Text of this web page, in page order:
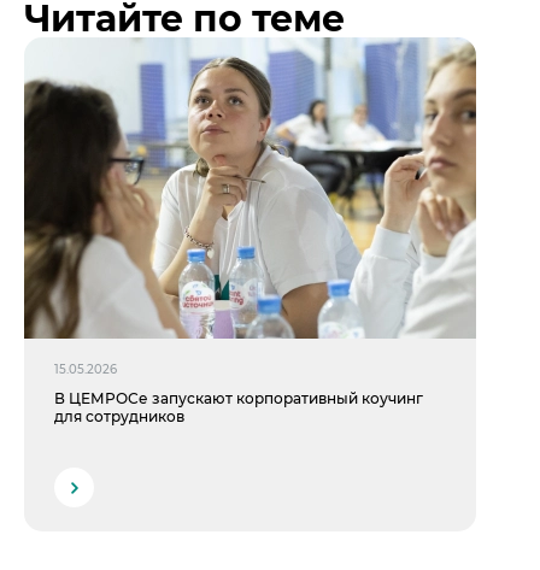
Читайте по теме
15.05.2026
В ЦЕМРОСе запускают корпоративный коучинг
для сотрудников